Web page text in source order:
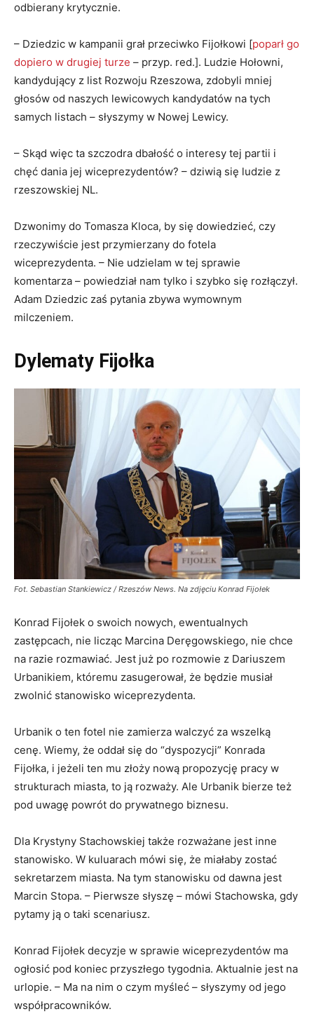
odbierany krytycznie.
– Dziedzic w kampanii grał przeciwko Fijołkowi [poparł go
dopiero w drugiej turze – przyp. red.]. Ludzie Hołowni,
kandydujący z list Rozwoju Rzeszowa, zdobyli mniej
głosów od naszych lewicowych kandydatów na tych
samych listach – słyszymy w Nowej Lewicy.
– Skąd więc ta szczodra dbałość o interesy tej partii i
chęć dania jej wiceprezydentów? – dziwią się ludzie z
rzeszowskiej NL.
Dzwonimy do Tomasza Kloca, by się dowiedzieć, czy
rzeczywiście jest przymierzany do fotela
wiceprezydenta. – Nie udzielam w tej sprawie
komentarza – powiedział nam tylko i szybko się rozłączył.
Adam Dziedzic zaś pytania zbywa wymownym
milczeniem.
Dylematy Fijołka
Fot. Sebastian Stankiewicz / Rzeszów News. Na zdjęciu Konrad Fijołek
Konrad Fijołek o swoich nowych, ewentualnych
zastępcach, nie licząc Marcina Deręgowskiego, nie chce
na razie rozmawiać. Jest już po rozmowie z Dariuszem
Urbanikiem, któremu zasugerował, że będzie musiał
zwolnić stanowisko wiceprezydenta.
Urbanik o ten fotel nie zamierza walczyć za wszelką
cenę. Wiemy, że oddał się do “dyspozycji” Konrada
Fijołka, i jeżeli ten mu złoży nową propozycję pracy w
strukturach miasta, to ją rozważy. Ale Urbanik bierze też
pod uwagę powrót do prywatnego biznesu.
Dla Krystyny Stachowskiej także rozważane jest inne
stanowisko. W kuluarach mówi się, że miałaby zostać
sekretarzem miasta. Na tym stanowisku od dawna jest
Marcin Stopa. – Pierwsze słyszę – mówi Stachowska, gdy
pytamy ją o taki scenariusz.
Konrad Fijołek decyzje w sprawie wiceprezydentów ma
ogłosić pod koniec przyszłego tygodnia. Aktualnie jest na
urlopie. – Ma na nim o czym myśleć – słyszymy od jego
współpracowników.